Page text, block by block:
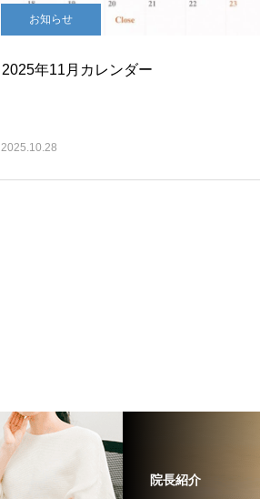
お知らせ
2025年11月カレンダー
2025.10.28
院長紹介